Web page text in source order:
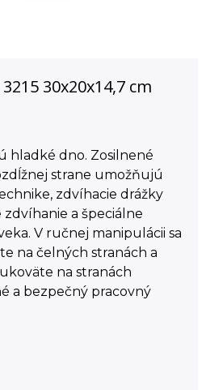
30x20x14,7 cm
hladké dno. Zosilnené
strane umožňujú
zdvíhacie drážky
a špeciálne
V ručnej manipulácii sa
na čelných stranách a
na stranách
a bezpečný pracovný